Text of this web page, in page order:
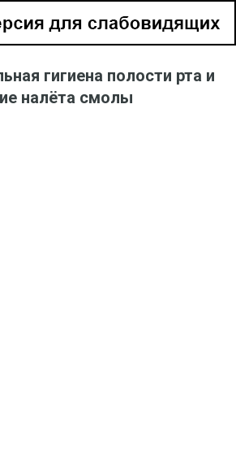
гигиена полости рта и
налёта смолы